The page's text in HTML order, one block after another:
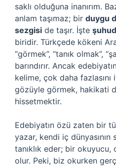
saklı olduğuna inanırım.
anlam taşımaz; bir duygu
sezgisi de taşır. İşte şuhud
biridir. Türkçede kökeni
“görmek”, “tanık olmak”,
barındırır. Ancak
kelime, çok daha fazlasını
gözüyle görmek, hakikati
hissetmektir.
Edebiyatın özü zaten bir
yazar, kendi iç dünyasının
tanıklık eder; bir okuyucu,
olur. Peki, biz okurken